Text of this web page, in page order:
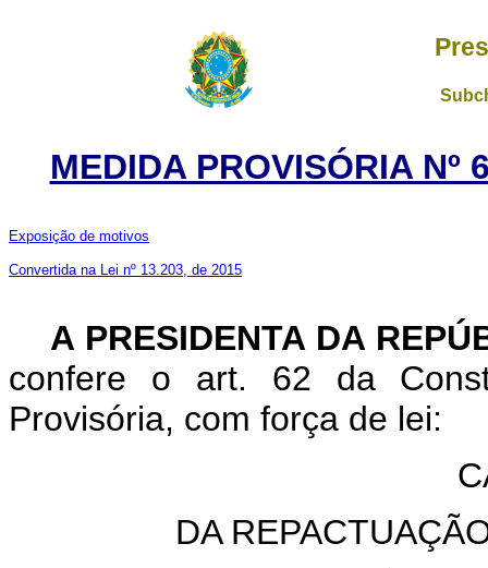
MEDIDA PROVISÓRIA Nº
Exposição de motivos
Convertida na Lei nº 13.203, de 2015
A PRESIDENTA DA
confere o art. 62 da
Provisória, com força de lei:
DA